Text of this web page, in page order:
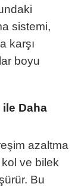
sistemi,
karşı
boyu
Daha
azaltma
ve bilek
Bu